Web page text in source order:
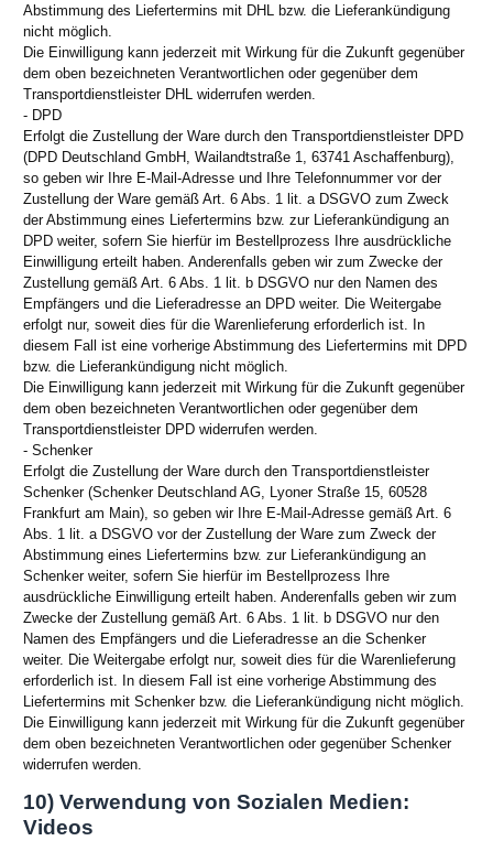
Abstimmung des Liefertermins mit DHL bzw. die Lieferankündigung
nicht möglich.
Die Einwilligung kann jederzeit mit Wirkung für die Zukunft gegenüber
dem oben bezeichneten Verantwortlichen oder gegenüber dem
Transportdienstleister DHL widerrufen werden.
- DPD
Erfolgt die Zustellung der Ware durch den Transportdienstleister DPD
(DPD Deutschland GmbH, Wailandtstraße 1, 63741 Aschaffenburg),
so geben wir Ihre E-Mail-Adresse und Ihre Telefonnummer vor der
Zustellung der Ware gemäß Art. 6 Abs. 1 lit. a DSGVO zum Zweck
der Abstimmung eines Liefertermins bzw. zur Lieferankündigung an
DPD weiter, sofern Sie hierfür im Bestellprozess Ihre ausdrückliche
Einwilligung erteilt haben. Anderenfalls geben wir zum Zwecke der
Zustellung gemäß Art. 6 Abs. 1 lit. b DSGVO nur den Namen des
Empfängers und die Lieferadresse an DPD weiter. Die Weitergabe
erfolgt nur, soweit dies für die Warenlieferung erforderlich ist. In
diesem Fall ist eine vorherige Abstimmung des Liefertermins mit DPD
bzw. die Lieferankündigung nicht möglich.
Die Einwilligung kann jederzeit mit Wirkung für die Zukunft gegenüber
dem oben bezeichneten Verantwortlichen oder gegenüber dem
Transportdienstleister DPD widerrufen werden.
- Schenker
Erfolgt die Zustellung der Ware durch den Transportdienstleister
Schenker (Schenker Deutschland AG, Lyoner Straße 15, 60528
Frankfurt am Main), so geben wir Ihre E-Mail-Adresse gemäß Art. 6
Abs. 1 lit. a DSGVO vor der Zustellung der Ware zum Zweck der
Abstimmung eines Liefertermins bzw. zur Lieferankündigung an
Schenker weiter, sofern Sie hierfür im Bestellprozess Ihre
ausdrückliche Einwilligung erteilt haben. Anderenfalls geben wir zum
Zwecke der Zustellung gemäß Art. 6 Abs. 1 lit. b DSGVO nur den
Namen des Empfängers und die Lieferadresse an die Schenker
weiter. Die Weitergabe erfolgt nur, soweit dies für die Warenlieferung
erforderlich ist. In diesem Fall ist eine vorherige Abstimmung des
Liefertermins mit Schenker bzw. die Lieferankündigung nicht möglich.
Die Einwilligung kann jederzeit mit Wirkung für die Zukunft gegenüber
dem oben bezeichneten Verantwortlichen oder gegenüber Schenker
widerrufen werden.
10) Verwendung von Sozialen Medien:
Videos